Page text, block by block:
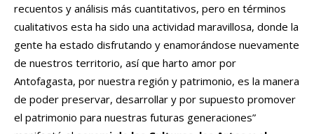
recuentos y análisis más cuantitativos, pero en términos
cualitativos esta ha sido una actividad maravillosa, donde la
gente ha estado disfrutando y enamorándose nuevamente
de nuestros territorio, así que harto amor por
Antofagasta, por nuestra región y patrimonio, es la manera
de poder preservar, desarrollar y por supuesto promover
el patrimonio para nuestras futuras generaciones”